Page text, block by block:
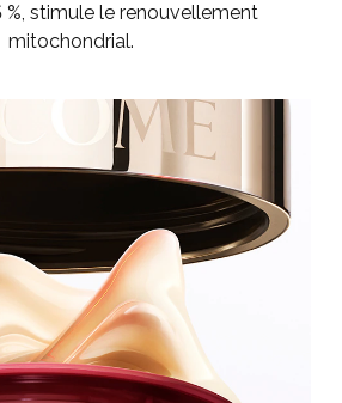
%, stimule le renouvellement
mitochondrial.